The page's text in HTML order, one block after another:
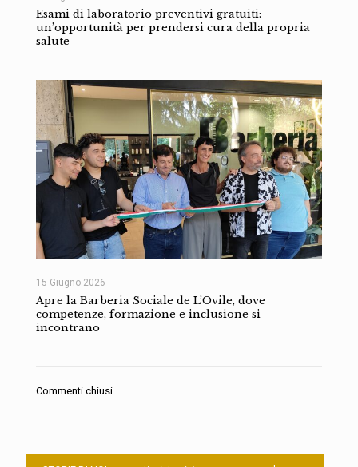
Esami di laboratorio preventivi gratuiti:
un’opportunità per prendersi cura della propria
salute
15 Giugno 2026
Apre la Barberia Sociale de L’Ovile, dove
competenze, formazione e inclusione si
incontrano
Commenti chiusi.